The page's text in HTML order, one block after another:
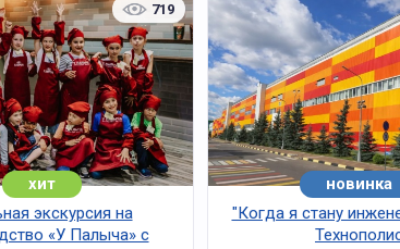
века; их история и значение в образе
и церковной истории.
719
хит
экскурсия на
«У Палыча» с
хит
новинка
"Когда я стану